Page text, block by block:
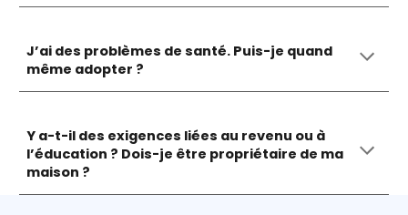
J’ai des problèmes de santé. Puis-je quand
même adopter ?
Y a-t-il des exigences liées au revenu ou à
l’éducation ? Dois-je être propriétaire de ma
maison ?